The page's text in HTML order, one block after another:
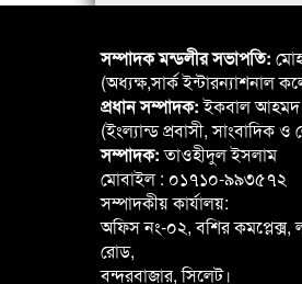
সম্পাদক মন্ডলীর সভাপতি:
(অধ্যক্ষ,সার্ক ইন্টারন্যাশনাল
প্রধান সম্পাদক:ইকবাল আহমদ
(ইংল্যান্ড প্রবাসী, সাংবাদিক
সম্পাদক:তাওহীদুল ইসলাম
মোবাইল : ০১৭১০-৯৯৩৫৭২
সম্পাদকীয় কার্যালয়:
অফিস নং-০২, বশির কমপ্লেক্স,
রোড,
বন্দরবাজার, সিলেট।